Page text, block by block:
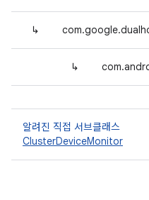
↳
↳
알려진 직접 서브클래스
ClusterDeviceMonitor